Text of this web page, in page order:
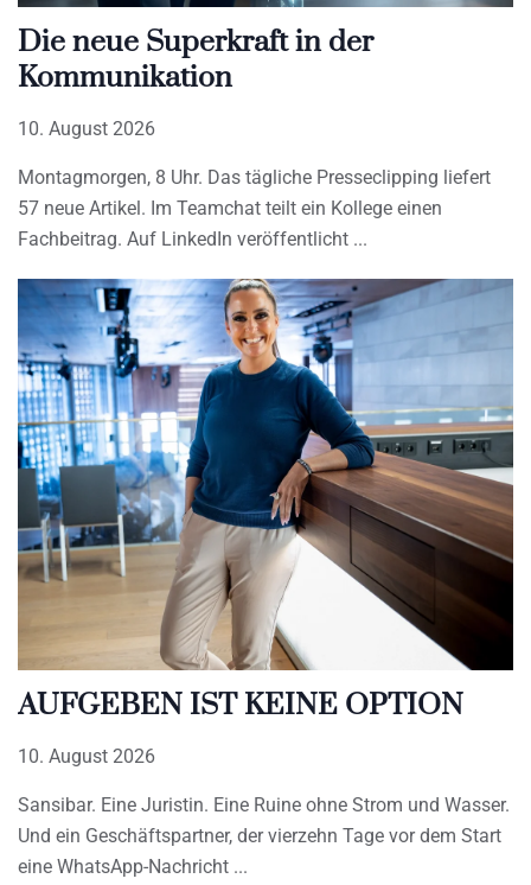
Die neue Superkraft in der
Kommunikation
10. August 2026
Montagmorgen, 8 Uhr. Das tägliche Presseclipping liefert
57 neue Artikel. Im Teamchat teilt ein Kollege einen
Fachbeitrag. Auf LinkedIn veröffentlicht
AUFGEBEN IST KEINE OPTION
10. August 2026
Sansibar. Eine Juristin. Eine Ruine ohne Strom und Wasser.
Und ein Geschäftspartner, der vierzehn Tage vor dem Start
eine WhatsApp-Nachricht